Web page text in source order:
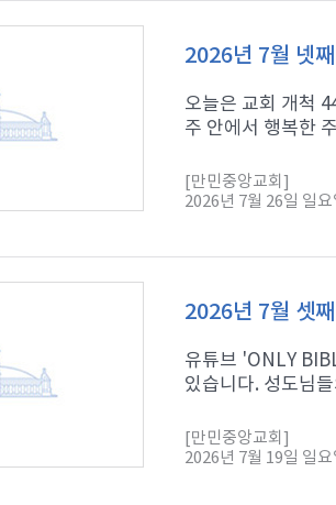
2026년 7월 넷
오늘은 교회 개척
주 안에서 행복한
[만민중앙교회]
2026년 7월 26일 일요
2026년 7월 셋
유튜브 'ONLY
있습니다. 성도님
[만민중앙교회]
2026년 7월 19일 일요